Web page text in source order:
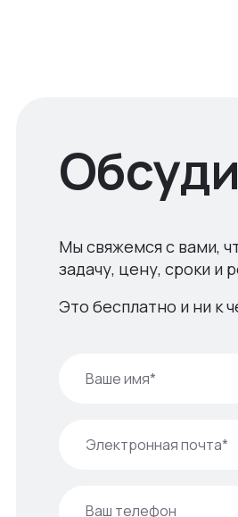
Мы свяжемся с вами,
задачу, цену, сроки и
Это бесплатно и ни к